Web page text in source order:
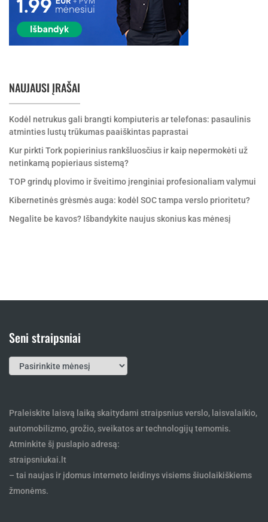
NAUJAUSI ĮRAŠAI
Kodėl netrukus gali brangti kompiuteris ar telefonas: pasaulinis
atminties lustų trūkumas paaiškintas paprastai
Kur pirkti Tork popierinius rankšluosčius ir kaip nepermokėti už
netinkamą popieriaus sistemą?
TOP grindų plovimo ir šveitimo įrenginiai profesionaliam valymui
Kibernetinės grėsmės auga: kodėl SOC tampa verslo prioritetu?
Negalite be kavos? Išbandykite naujus skonius kas mėnesį
Seni straipsniai
Seni
straipsniai
Praleiskite laisvą laiką skaitydami straipsnius verslo, laisvalaikio,
automobilizmo, grožio, sveikatos ar technologijų temomis.
Atminkite šį puslapio adresą:
straipsniukai.lt
– tai naujas ir įdomus interneto leidinys visiems šiuolaikiškiems
žmonėms.